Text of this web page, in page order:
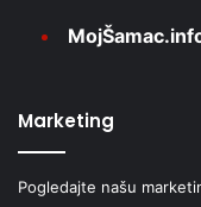
Marketing
Pogledajte našu